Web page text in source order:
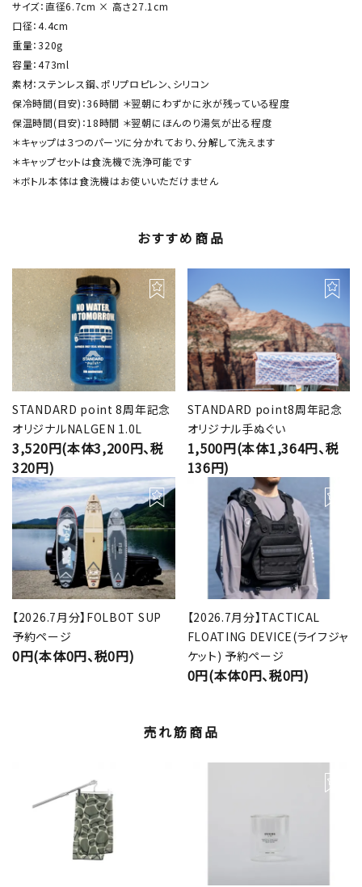
サイズ：直径6.7cm × 高さ27.1cm
口径：4.4cm
重量：320g
容量：473ml
素材：ステンレス鋼、ポリプロピレン、シリコン
保冷時間(目安)：36時間 ＊翌朝にわずかに氷が残っている程度
保温時間(目安)：18時間 ＊翌朝にほんのり湯気が出る程度
＊キャップは３つのパーツに分かれており、分解して洗えます
＊キャップセットは食洗機で洗浄可能です
＊ボトル本体は食洗機はお使いいただけません
おすすめ商品
STANDARD point 8周年記念
オリジナルNALGEN 1.0L
3,520円(本体3,200円、税
320円)
STANDARD point8周年記念
オリジナル手ぬぐい
1,500円(本体1,364円、税
136円)
【2026.7月分】FOLBOT SUP
予約ページ
0円(本体0円、税0円)
【2026.7月分】TACTICAL
FLOATING DEVICE(ライフジャ
ケット) 予約ページ
0円(本体0円、税0円)
売れ筋商品